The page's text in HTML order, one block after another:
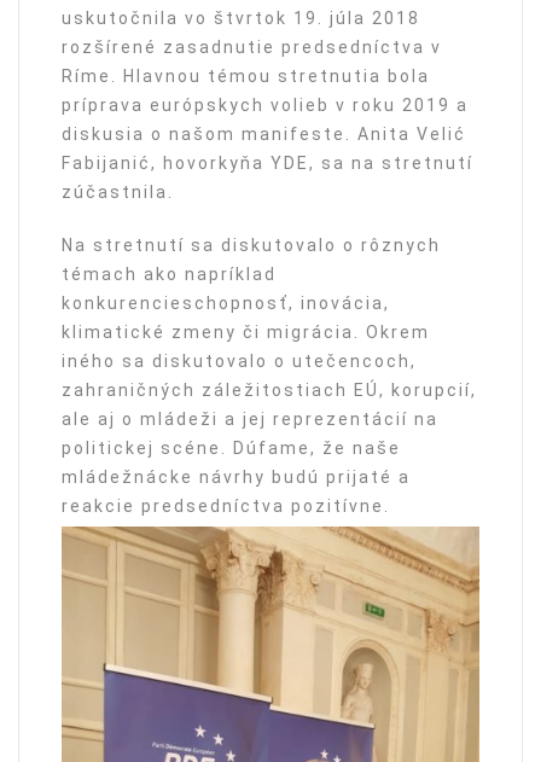
uskutočnila vo štvrtok 19. júla 2018
rozšírené zasadnutie predsedníctva v
Ríme. Hlavnou témou stretnutia bola
príprava európskych volieb v roku 2019 a
diskusia o našom manifeste. Anita Velić
Fabijanić, hovorkyňa YDE, sa na stretnutí
zúčastnila.
Na stretnutí sa diskutovalo o rôznych
témach ako napríklad
konkurencieschopnosť, inovácia,
klimatické zmeny či migrácia. Okrem
iného sa diskutovalo o utečencoch,
zahraničných záležitostiach EÚ, korupcií,
ale aj o mládeži a jej reprezentácií na
politickej scéne. Dúfame, že naše
mládežnácke návrhy budú prijaté a
reakcie predsedníctva pozitívne.